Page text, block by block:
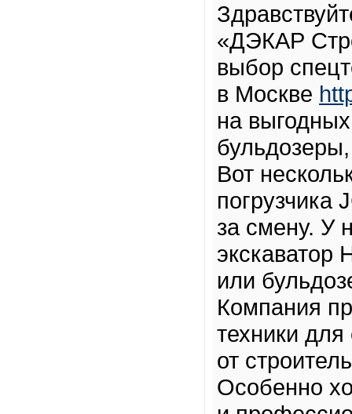
«ДЭКАР
выбор
в Москве
на
Вот
погрузчика
за смену. У
экскаватор
или
Компания
техники
от
Особенно